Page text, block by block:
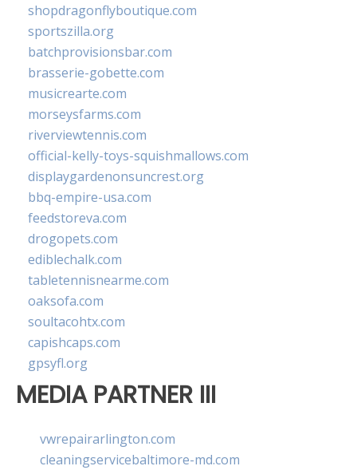
shopdragonflyboutique.com
sportszilla.org
batchprovisionsbar.com
brasserie-gobette.com
musicrearte.com
morseysfarms.com
riverviewtennis.com
official-kelly-toys-squishmallows.com
displaygardenonsuncrest.org
bbq-empire-usa.com
feedstoreva.com
drogopets.com
ediblechalk.com
tabletennisnearme.com
oaksofa.com
soultacohtx.com
capishcaps.com
gpsyfl.org
MEDIA PARTNER III
vwrepairarlington.com
cleaningservicebaltimore-md.com